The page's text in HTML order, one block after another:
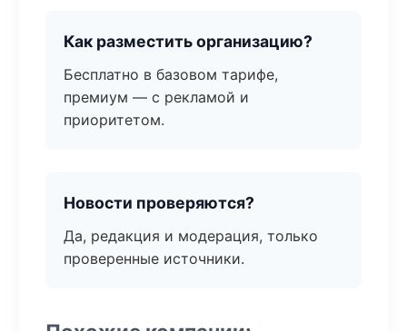
Как разместить организацию?
Бесплатно в базовом тарифе,
премиум — с рекламой и
приоритетом.
Новости проверяются?
Да, редакция и модерация, только
проверенные источники.